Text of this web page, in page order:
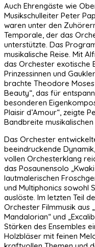
Auch Ehrengäste wie
Musikschulleiter Peter
waren unter den
Temporale, der das
unterstützte. Das
musikalische Reise. Mit
das Orchester exotische
Prinzessinnen und
brachte Theodore Moses
Beauty“, das für
besonderen
Plaisir d’Amour“, zeigte
Bandbreite musikalischen
Das Orchester
beeindruckende
vollen Orchesterklang
das Posaunensolo
lautmalerischen
und Multiphonics sowohl
auslöste. Im letzten Teil
Orchester Filmmusik aus
Mandalorian“ und
Stärken des Ensembles
Holzbläser mit feinen